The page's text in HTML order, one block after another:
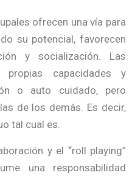
ofrecen una vía para
su potencial, favorecen
y socialización. Las
propias capacidades y
o auto cuidado, pero
de los demás. Es decir,
tal cual es.
y el “roll playing”
una responsabilidad